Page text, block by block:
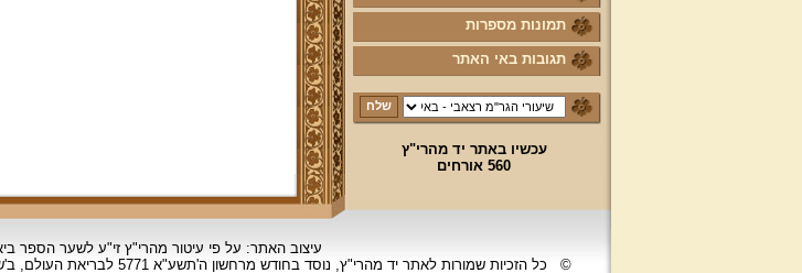
תמונות מספרות
תגובות באי האתר
עכשיו באתר יד מהרי"ץ
560 אורחים
עיצוב האתר: על פי עיטור מהרי"ץ זי"ע לשער הספר
©
כל הזכיות שמורות לאתר יד מהרי"ץ, נוסד בחודש מרחשוןה'תשע"א 5771 לבריאת העולם, ב'שכ"ב 2322 לשטרות, 2010 למניינם.